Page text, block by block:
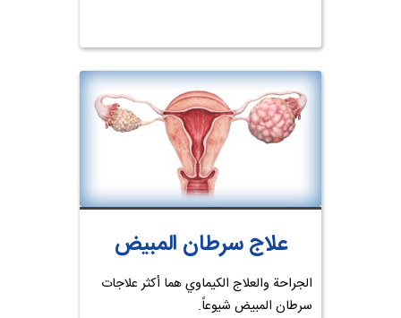
علاج سرطان المبيض
الجراحة والعلاج الكيماوي هما أكثر علاجات
سرطان المبيض شيوعاً.